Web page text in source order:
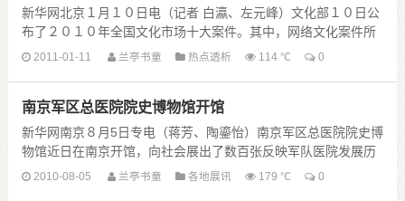
新华网北京１月１０日电（记者 白瀛、左元峰）文化部１０日公
布了２０１０年全国文化市场十大案件。其中，网络文化案件所
占比例大幅增长，基本上与传统文化市场案件平分秋......
2011-01-11 兰亭书童 热点透析 114 ℃ 0
南京军区总医院院史博物馆开馆
新华网南京８月5日专电（蒋芳、陶鎏怡）南京军区总医院院史博
物馆近日在南京开馆，向社会展出了数百张反映军队医院发展历
程的珍贵照片和多件文物。据了解，南京军区总医院......
2010-08-05 兰亭书童 各地展讯 179 ℃ 0